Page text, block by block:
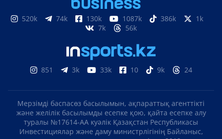
520k 74k 130k 1087k 386k
1k
7k
56k
851 3k 33k 10 9k 24
Мерзімді баспасөз басылымын, ақпараттық агенттікті
және желілік басылымды есепке қою, қайта есепке алу
туралы №17614-АА куәлік Қазақстан Республикасы
Инвестициялар және даму министрлігінің Байланыс,